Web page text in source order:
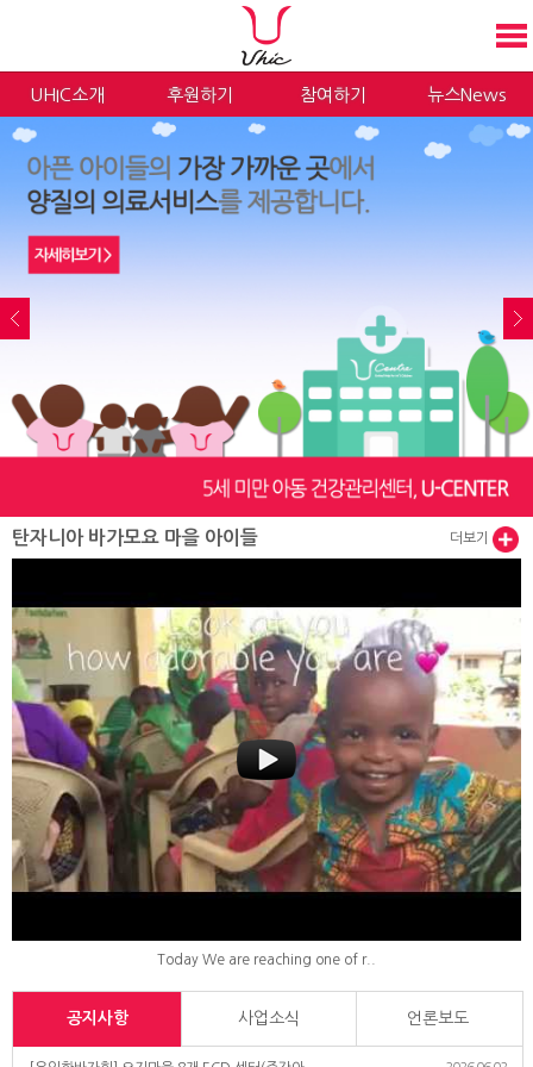
UHIC소개 후원하기 참여하기 뉴스News
탄자니아 바가모요 마을 아이들 더보기
Today We are reaching one of r..
공지사항 사업소식 언론보도